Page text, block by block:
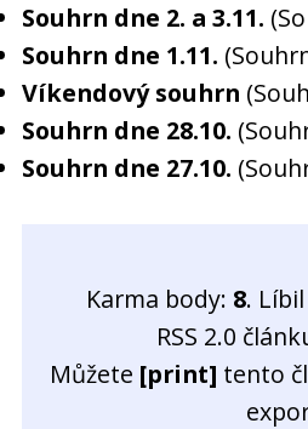
Souhrn dne 2. a 3.11.
Souhrn dne 1.11.
Víkendový souhrn
Souhrn dne 28.10.
Souhrn dne 27.10.
Karma body: 8.
RSS 2.0
Můžete [print] tento